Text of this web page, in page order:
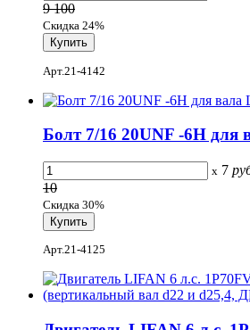
9 100
Скидка 24%
Арт.21-4142
Болт 7/16 20UNF -6H для
x 7
10
Скидка 30%
Арт.21-4125